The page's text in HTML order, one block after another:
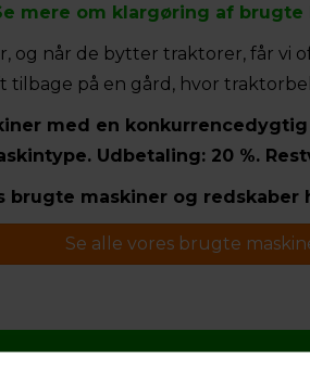
mere om klargøring af
og når de bytter traktorer, får
på en gård, hvor
med en
Udbetaling: 20 %.
maskiner og redskaber
Se alle vores brugte